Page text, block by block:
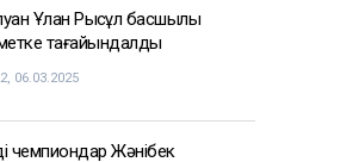
Ұлан Рысқұл басшылық
тағайындалды
06.03.2025
чемпиондар Жәнібек